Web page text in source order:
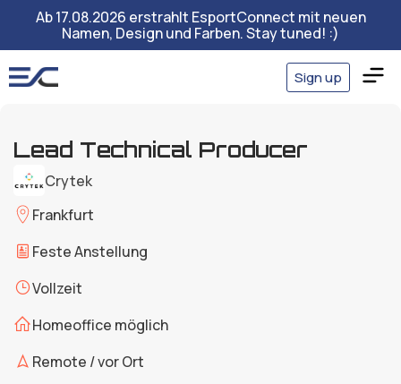
Ab 17.08.2026 erstrahlt EsportConnect mit neuen
Namen, Design und Farben. Stay tuned! :)
Sign up
Lead Technical Producer
Crytek
Frankfurt
Feste Anstellung
Vollzeit
Homeoffice möglich
Remote / vor Ort